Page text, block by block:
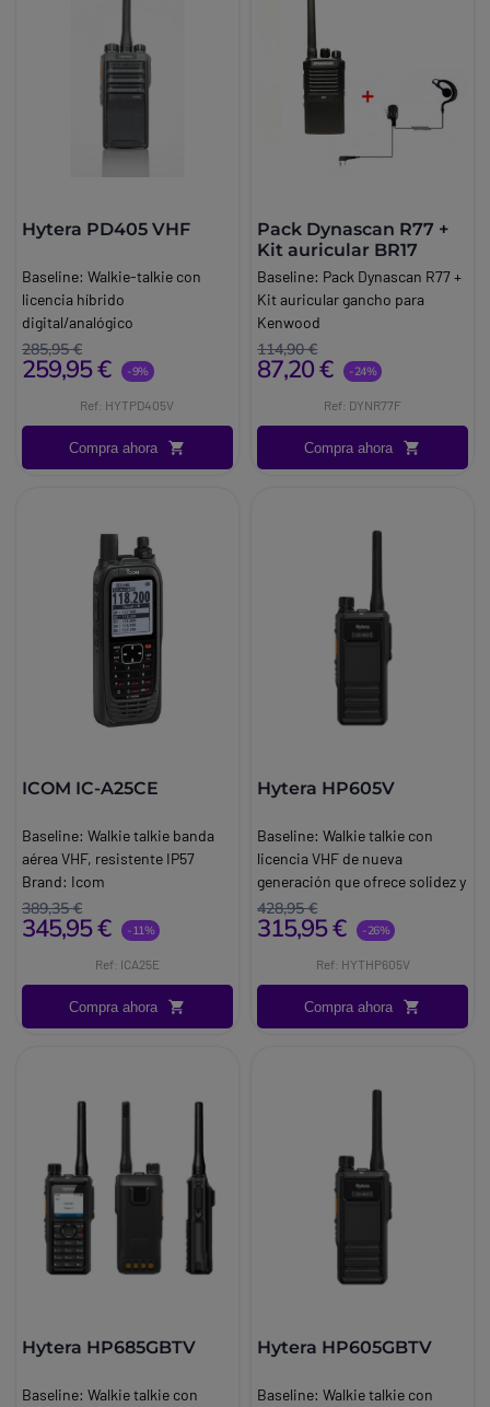
Hytera PD405 VHF
Baseline: Walkie-talkie con
licencia híbrido
digital/analógico
Brand:Hytera
Info:Con licencia VHF
285,95 €
259,95 € -9%
Ref: HYTPD405V
Compra ahora
Pack Dynascan R77 +
Kit auricular BR17
Baseline: Pack Dynascan R77 +
Kit auricular gancho para
Kenwood
Brand:Dynascan
114,90 €
87,20 € -24%
Ref: DYNR77F
Compra ahora
ICOM IC-A25CE
Baseline: Walkie talkie banda
aérea VHF, resistente IP57
Brand: Icom
389,35 €
345,95 € -11%
Ref: ICA25E
Compra ahora
Hytera HP605V
Baseline:Walkie talkie con
licencia VHF de nueva
generación que ofrece solidez y
rendimiento para la
comunicación
Con licencia VHF
428,95 €
315,95 € -26%
Ref: HYTHP605V
Compra ahora
Hytera HP685GBTV
Baseline: Walkie talkie con
Hytera HP605GBTV
Baseline:Walkie talkie con